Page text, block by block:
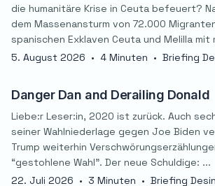
die humanitäre Krise in Ceuta befeuert?
dem Massenansturm von 72.000
spanischen Exklaven Ceuta und Melilla mit
5. August 2026 • 4 Minuten • Briefing
Danger Dan and Derailing Donald
Liebe:r Leser:in, 2020 ist zurück. Auch
seiner Wahlniederlage gegen Joe Biden
Trump weiterhin
“gestohlene Wahl”. Der neue Schuldige: ...
22. Juli 2026 • 3 Minuten • Briefing